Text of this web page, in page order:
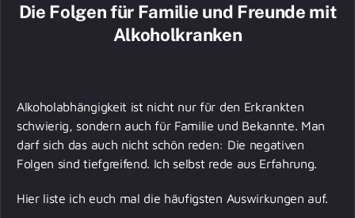
Die Folgen für Familie und Freunde mit
Alkoholkranken
Alkoholabhängigkeit ist nicht nur für den Erkrankten
schwierig, sondern auch für Familie und Bekannte. Man
darf sich das auch nicht schön reden: Die negativen
Folgen sind tiefgreifend. Ich selbst rede aus Erfahrung.
Hier liste ich euch mal die häufigsten Auswirkungen auf.